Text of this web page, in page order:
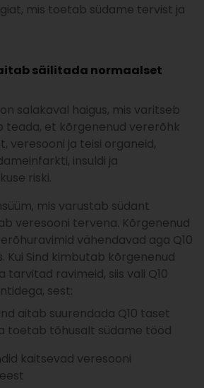
mis toetab südame tervist ja
säilitada normaalset
on salakaval haigus, mis varitseb
teada, et kõrgenenud vererõhk
veresooni ja teisi organeid,
insuldi ja
riski.
mis varustab südant
veresooni tervena. Kõrgenenud
vähendavad aga Q10
Kui Sind kimbutab kõrgenenud
tarvitad ravimeid, siis vali Q10
sest:
aitab suurendada Q10 taset
toetab tõhusalt südame tööd
kaitsevad veresooni